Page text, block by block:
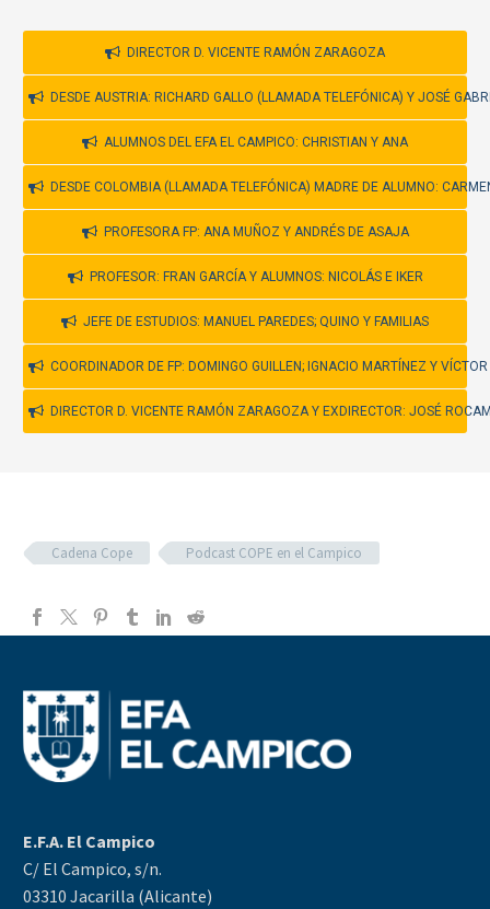
 DIRECTOR D. VICENTE RAMÓN ZARAGOZA
 DESDE AUSTRIA: RICHARD GALLO (LLAMADA TELEFÓNICA) Y JOSÉ
 ALUMNOS DEL EFA EL CAMPICO: CHRISTIAN Y ANA
 DESDE COLOMBIA (LLAMADA TELEFÓNICA) MADRE DE ALUMNO:
 PROFESORA FP: ANA MUÑOZ Y ANDRÉS DE ASAJA
 PROFESOR: FRAN GARCÍA Y ALUMNOS: NICOLÁS E IKER
 JEFE DE ESTUDIOS: MANUEL PAREDES; QUINO Y FAMILIAS
 COORDINADOR DE FP: DOMINGO GUILLEN; IGNACIO MARTÍNEZ Y
 DIRECTOR D. VICENTE RAMÓN ZARAGOZA Y EXDIRECTOR: JOSÉ
Cadena Cope Podcast COPE en el Campico
E.F.A. El Campico
C/ El Campico, s/n.
03310 Jacarilla (Alicante)